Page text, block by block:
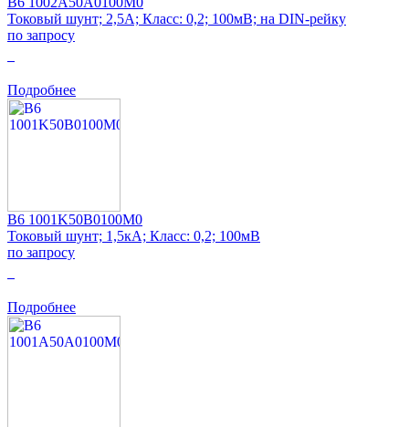
Токовый шунт; 2,5А; Класс: 0,2; 100мВ; на DIN-рейку
по запросу
Подробнее
B6 1001K50B0100M0
Токовый шунт; 1,5кА; Класс: 0,2; 100мВ
по запросу
Подробнее